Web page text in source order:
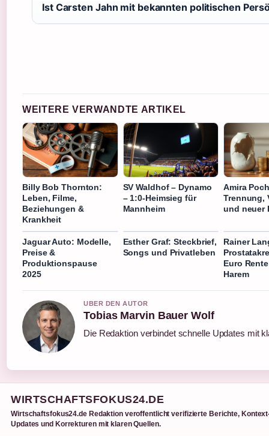
Ist Carsten Jahn mit bekannten politischen
WEITERE VERWANDTE ARTIKEL
Billy Bob Thornton:
Leben, Filme,
Beziehungen &
Krankheit
SV Waldhof – Dynamo
– 1:0-Heimsieg für
Mannheim
Amira
Trennung,
und neuer
Jaguar Auto: Modelle,
Preise &
Produktionspause
2025
Esther Graf: Steckbrief,
Songs und Privatleben
Rainer
Euro
Harem
UBER DEN AUTOR
Tobias Marvin Bauer Wolf
Die Redaktion verbindet schnelle Updates mit
WIRTSCHAFTSFOKUS24.DE
Wirtschaftsfokus24.de Redaktion veroffentlicht verifizierte Berichte,
Updates und Korrekturen mit klaren Quellen.